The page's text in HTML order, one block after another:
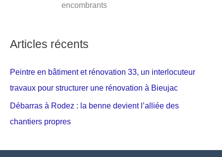
encombrants
Articles récents
Peintre en bâtiment et rénovation 33, un interlocuteur
travaux pour structurer une rénovation à Bieujac
Débarras à Rodez : la benne devient l’alliée des
chantiers propres